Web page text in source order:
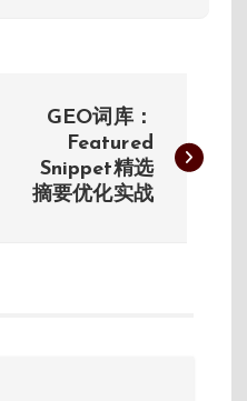
GEO词库：
Featured
Snippet精选
摘要优化实战